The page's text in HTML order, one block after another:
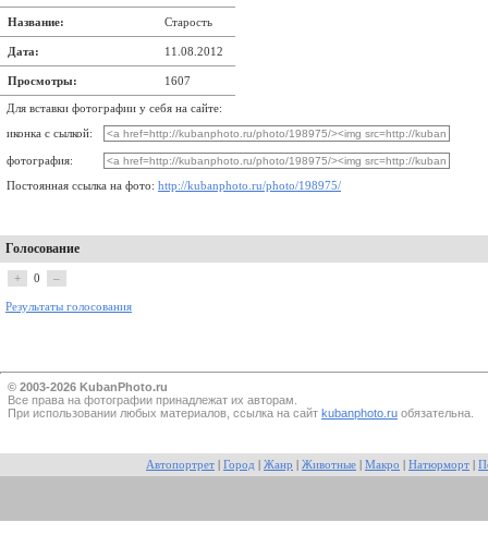
Название: Старость
Дата: 11.08.2012
Просмотры: 1607
Для вставки фотографии у себя на сайте:
иконка с сылкой:
фотография:
Постоянная ссылка на фото: http://kubanphoto.ru/photo/198975/
Голосование
+ 0 –
Результаты голосования
© 2003-2026 KubanPhoto.ru
Все прaва на фотографии принадлежат их авторам.
При использовании любых материалов, ссылка на сайт kubanphoto.ru обязательна.
Автопортрет Город Жанр Животные Макро Натюрморт